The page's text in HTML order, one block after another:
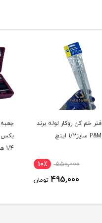
فنر خم کن روکار لوله برند
P&M سایز1/2 اینچ
550,000 10٪
495,000 تومان
بکس